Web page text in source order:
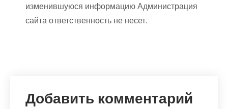
изменившуюся информацию Администрация
сайта ответственность не несет.
Добавить комментарий